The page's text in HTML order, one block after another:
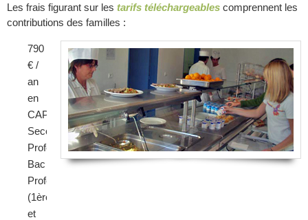
Les frais figurant sur les tarifs téléchargeables comprennent les
contributions des familles :
790
€ /
an
en
CAP,
Seconde
Professionnelle,
Bac
Professionnel
(1ère
et